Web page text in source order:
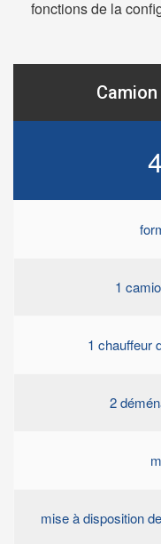
fonctions de la
1
1 chauffeur
2
mise à disposition